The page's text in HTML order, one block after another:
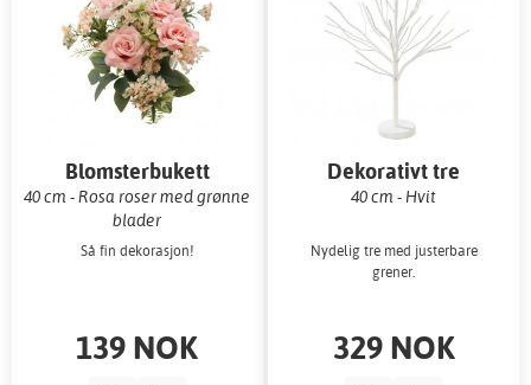
Blomsterbukett
40 cm - Rosa roser med grønne
blader
Så fin dekorasjon!
139 NOK
Dekorativt tre
40 cm - Hvit
Nydelig tre med justerbare
grener.
329 NOK